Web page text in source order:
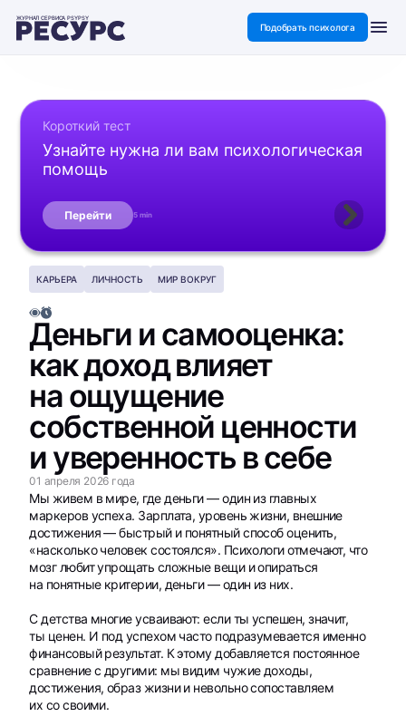
ЖУРНАЛ СЕРВИСА PSYPSY
Подобрать психолога
Короткий тест
Узнайте нужна ли вам психологическая
помощь
Перейти 5 min
КАРЬЕРА ЛИЧНОСТЬ МИР ВОКРУГ
Деньги и самооценка:
как доход влияет
на ощущение
собственной ценности
и уверенность в себе
01 апреля 2026 года
Мы живем в мире, где деньги — один из главных
маркеров успеха. Зарплата, уровень жизни, внешние
достижения — быстрый и понятный способ оценить,
«насколько человек состоялся». Психологи отмечают, что
мозг любит упрощать сложные вещи и опираться
на понятные критерии, деньги — один из них.
С детства многие усваивают: если ты успешен, значит,
ты ценен. И под успехом часто подразумевается именно
финансовый результат. К этому добавляется постоянное
сравнение с другими: мы видим чужие доходы,
достижения, образ жизни и невольно сопоставляем
их со своими.